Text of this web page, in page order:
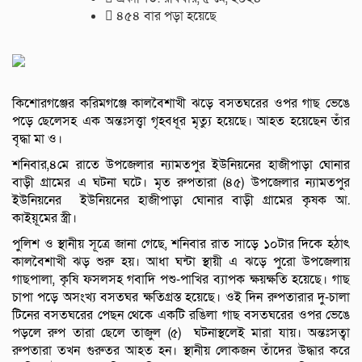
৪৫৪ বার পড়া হয়েছে
কিশোরগঞ্জের করিমগঞ্জে কালবৈশাখী ঝড়ে বসতঘরের ওপর গাছ ভেঙে
পড়ে ছেলেসহ এক অন্তঃসত্ত্বা গৃহবধূর মৃত্যু হয়েছে। আহত হয়েছেন তাঁর
বৃদ্ধা মা ও।
শনিবার,৪মে রাতে উপজেলার ন্যামতপুর ইউনিয়নের হাজীপাড়া ঘোনার
বাড়ী গ্রামের এ ঘটনা ঘটে।মৃত রুপতারা (৪৫) উপজেলার ন্যামতপুর
ইউনিয়নেরইউনিয়নের হাজীপাড়া ঘোনার বাড়ী গ্রামের কৃষক আ.
কাইয়ূমের স্ত্রী।
পুলিশ ও স্থানীয় সূত্রে জানা গেছে, শনিবার রাত সাড়ে ১০টার দিকে হঠাৎ
কালবৈশাখী ঝড় শুরু হয়। আধা ঘন্টা স্থায়ী এ ঝড়ে পুরো উপজেলায়
গাছপালা, কৃষি ফসলসহ গবাদি পশু-পাখির ব্যাপক ক্ষয়ক্ষতি হয়েছে। গাছ
চাপা পড়ে অসংখ্য বসতঘর ক্ষতিগ্রস্ত হয়েছে। ওই দিন রুপতারার দু-চালা
টিনের বসতঘরের পেছন থেকে একটি রঙিলা গাছ বসতঘরের ওপর ভেঙে
পড়লে রুপ তারা ছেলে তাজুল (৫) ঘটনাস্থলেই মারা যায়। অন্তঃসত্বা
রুপতারা তখন গুরুতর আহত হন। স্থানীয় লোকজন তাঁদের উদ্ধার করে